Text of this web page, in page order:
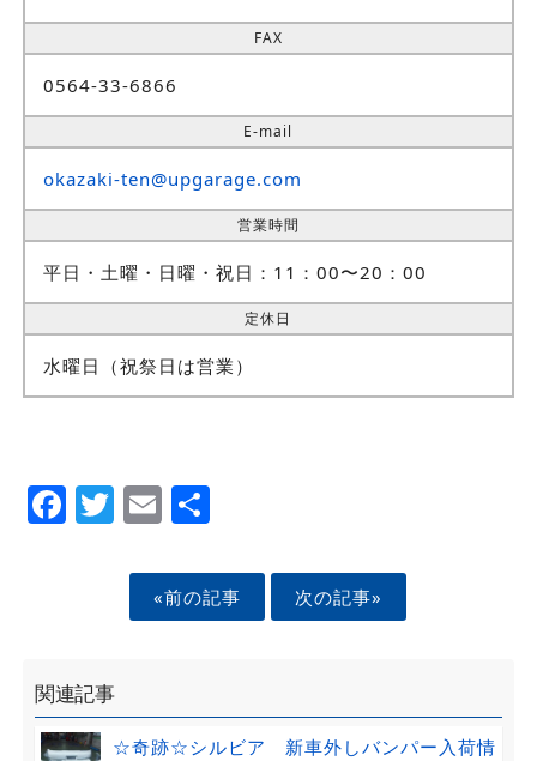
FAX
0564-33-6866
E-mail
okazaki-ten@upgarage.com
営業時間
平日・土曜・日曜・祝日：11：00〜20：00
定休日
水曜日（祝祭日は営業）
Facebook
Twitter
EmailShare
«前の記事 次の記事»
関連記事
☆奇跡☆シルビア 新車外しバンパー入荷情